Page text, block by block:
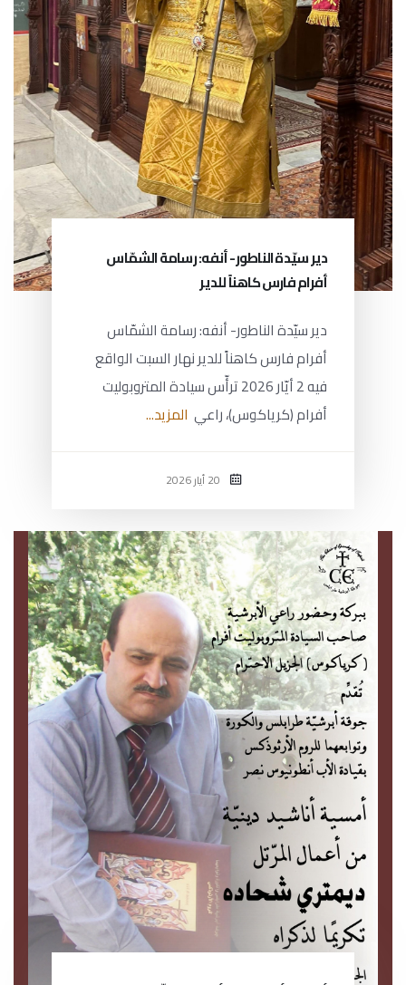
دير سيّدة الناطور- أنفه: رسامة الشمّاس
أفرام فارس كاهناً للدير
دير سيّدة الناطور- أنفه: رسامة الشمّاس
أفرام فارس كاهناً للدير نهار السبت الواقع
فيه 2 أيّار 2026 ترأّس سيادة المتروبوليت
أفرام (كرياكوس)، راعي المزيد...